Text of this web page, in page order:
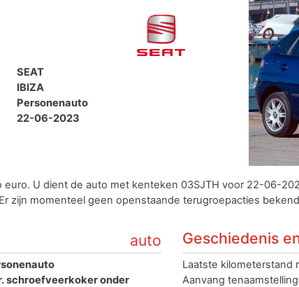
SEAT
IBIZA
Personenauto
22-06-2023
U dient de auto met kenteken 03SJTH voor 22-06-
Er zijn momenteel geen openstaande terugroepacties
auto
schroefveerkoker onder
Geschiedenis
Laatste kilometerstand
Aanvang tenaamstelling